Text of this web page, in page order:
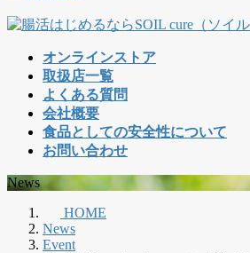
動
に
オンラインストア
取扱店一覧
よくある質問
会社概要
食品としての安全性について
お問い合わせ
News
HOME
News
Event